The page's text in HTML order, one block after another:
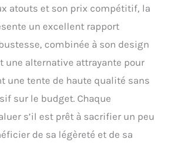
accueillir deux grands
tapis de couchage sans
problème. Flux d'air à
l'intérieur de la tente :
entre la tente intérieure et
la tente extérieure pour
de l'air et réduire la
condensation. Fenêtres
ouvertes et fermées de
atouts et son prix compétitif, la
un excellent rapport
combinée à son design
une alternative attrayante pour
une tente de haute qualité sans
sur le budget. Chaque
s’il est prêt à sacrifier un peu
de sa légèreté et de sa